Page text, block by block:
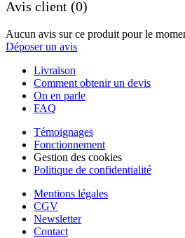
Avis client (0)
Aucun avis sur ce produit pour le
Déposer un avis
Livraison
Comment obtenir un devis
On en parle
FAQ
Témoignages
Fonctionnement
Gestion des cookies
Politique de confidentialité
Mentions légales
CGV
Newsletter
Contact